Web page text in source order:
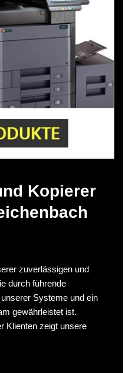
Kopierer
zuverlässigen und
durch führende
Systeme und ein
gewährleistet ist.
Klienten zeigt unsere